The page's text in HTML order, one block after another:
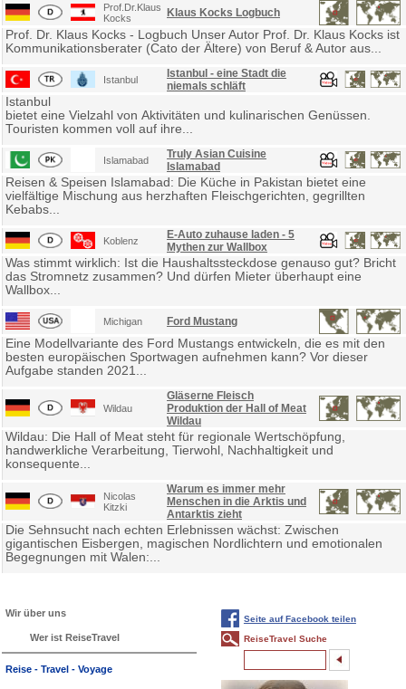
Prof.Dr.Klaus
Kocks
Klaus Kocks Logbuch
Prof. Dr. Klaus Kocks - Logbuch Unser Autor Prof. Dr. Klaus Kocks ist
Kommunikationsberater (Cato der Ältere) von Beruf & Autor aus...
Istanbul
Istanbul - eine Stadt die
niemals schläft
Istanbul
bietet eine Vielzahl von Aktivitäten und kulinarischen Genüssen.
Touristen kommen voll auf ihre...
Islamabad
Truly Asian Cuisine
Islamabad
Reisen & Speisen Islamabad: Die Küche in Pakistan bietet eine
vielfältige Mischung aus herzhaften Fleischgerichten, gegrillten
Kebabs...
Koblenz
E-Auto zuhause laden - 5
Mythen zur Wallbox
Was stimmt wirklich: Ist die Haushaltssteckdose genauso gut? Bricht
das Stromnetz zusammen? Und dürfen Mieter überhaupt eine
Wallbox...
Michigan Ford Mustang
Eine Modellvariante des Ford Mustangs entwickeln, die es mit den
besten europäischen Sportwagen aufnehmen kann? Vor dieser
Aufgabe standen 2021...
Wildau
Gläserne Fleisch
Produktion der Hall of Meat
Wildau
Wildau: Die Hall of Meat steht für regionale Wertschöpfung,
handwerkliche Verarbeitung, Tierwohl, Nachhaltigkeit und
konsequente...
Nicolas
Kitzki
Warum es immer mehr
Menschen in die Arktis und
Antarktis zieht
Die Sehnsucht nach echten Erlebnissen wächst: Zwischen
gigantischen Eisbergen, magischen Nordlichtern und emotionalen
Begegnungen mit Walen:...
Wir über uns
Wer ist ReiseTravel
Reise - Travel - Voyage
Seite auf Facebook teilen
ReiseTravel Suche